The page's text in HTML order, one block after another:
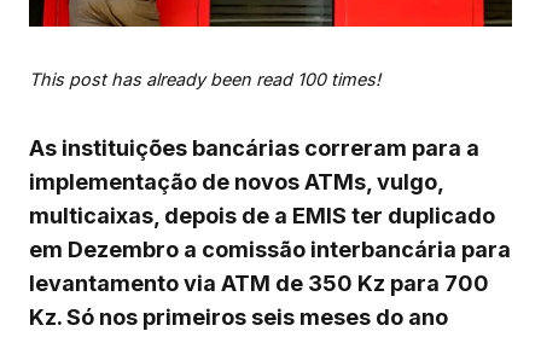
This post has already been read 100 times!
As instituições bancárias correram para a
implementação de novos ATMs, vulgo,
multicaixas, depois de a EMIS ter duplicado
em Dezembro a comissão interbancária para
levantamento via ATM de 350 Kz para 700
Kz. Só nos primeiros seis meses do ano